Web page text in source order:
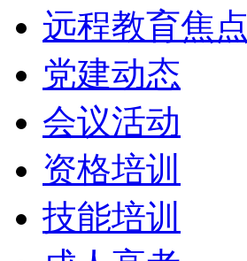
远程教育焦点
党建动态
会议活动
资格培训
技能培训